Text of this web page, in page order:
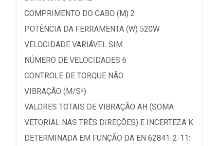
COMPRIMENTO DO CABO (M) 2
POTÊNCIA DA FERRAMENTA (W) 520W
VELOCIDADE VARIÁVEL SIM
NÚMERO DE VELOCIDADES 6
CONTROLE DE TORQUE NÃO
VIBRAÇÃO (M/S²)
VALORES TOTAIS DE VIBRAÇÃO AH (SOMA
VETORIAL NAS TRÊS DIREÇÕES) E INCERTEZA K
DETERMINADA EM FUNÇÃO DA EN 62841-2-11: